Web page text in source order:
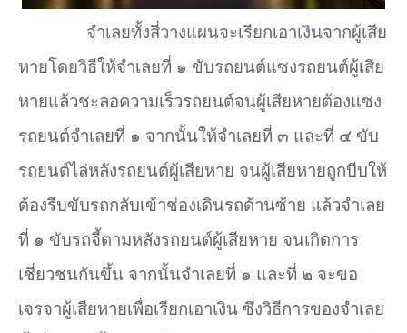
จำเลยทั้งสี่วางแผนจะเรียกเอาเงินจากผู้เสีย
หายโดยวิธีให้จำเลยที่ ๑ ขับรถยนต์แซงรถยนต์ผู้เสีย
หายแล้วชะลอความเร็วรถยนต์จนผู้เสียหายต้องแซง
รถยนต์จำเลยที่ ๑ จากนั้นให้จำเลยที่ ๓ และที่ ๔ ขับ
รถยนต์ไล่หลังรถยนต์ผู้เสียหาย จนผู้เสียหายถูกบีบให้
ต้องรีบขับรถกลับเข้าช่องเดินรถด้านซ้าย แล้วจำเลย
ที่ ๑ ขับรถจี้ตามหลังรถยนต์ผู้เสียหาย จนเกิดการ
เชี่ยวชนกันขึ้น จากนั้นจำเลยที่ ๑ และที่ ๒ จะขอ
เจรจาผู้เสียหายเพื่อเรียกเอาเงิน ซึ่งวิธีการของจำเลย